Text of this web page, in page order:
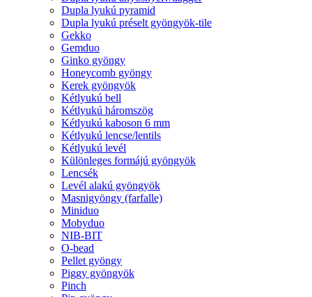
Dupla lyukú pyramid
Dupla lyukú préselt gyöngyök-tile
Gekko
Gemduo
Ginko gyöngy
Honeycomb gyöngy
Kerek gyöngyök
Kétlyukú bell
Kétlyukú háromszög
Kétlyukú kaboson 6 mm
Kétlyukú lencse/lentils
Kétlyukú levél
Különleges formájú gyöngyök
Lencsék
Levél alakú gyöngyök
Masnigyöngy (farfalle)
Miniduo
Mobyduo
NIB-BIT
O-bead
Pellet gyöngy
Piggy gyöngyök
Pinch